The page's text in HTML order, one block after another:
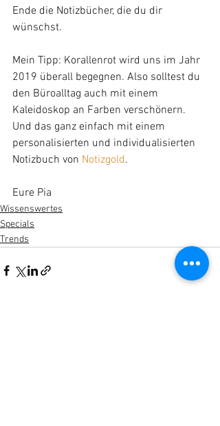
Ende die Notizbücher, die du dir
wünschst.
Mein Tipp: Korallenrot wird uns im Jahr
2019 überall begegnen. Also solltest du
den Büroalltag auch mit einem
Kaleidoskop an Farben verschönern.
Und das ganz einfach mit einem
personalisierten und individualisierten
Notizbuch von Notizgold.
Eure Pia
Wissenswertes
Specials
Trends